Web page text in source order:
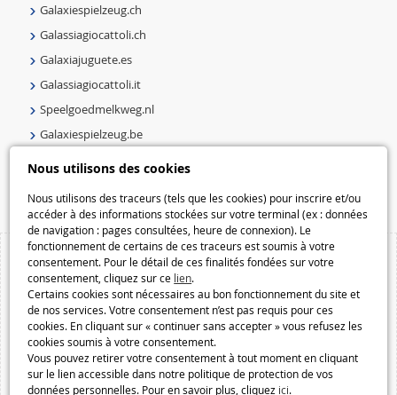
Nous utilisons des cookies
Nous utilisons des traceurs (tels que les cookies) pour inscrire et/ou
accéder à des informations stockées sur votre terminal (ex : données
de navigation : pages consultées, heure de connexion). Le
fonctionnement de certains de ces traceurs est soumis à votre
consentement. Pour le détail de ces finalités fondées sur votre
consentement, cliquez sur ce lien.
Certains cookies sont nécessaires au bon fonctionnement du site et
de nos services. Votre consentement n’est pas requis pour ces
cookies. En cliquant sur « continuer sans accepter » vous refusez les
cookies soumis à votre consentement.
Vous pouvez retirer votre consentement à tout moment en cliquant
sur le lien accessible dans notre politique de protection de vos
données personnelles. Pour en savoir plus, cliquez ici.
Galaxiespielzeug.ch
Galassiagiocattoli.ch
Galaxiajuguete.es
Galassiagiocattoli.it
Speelgoedmelkweg.nl
Galaxiespielzeug.be